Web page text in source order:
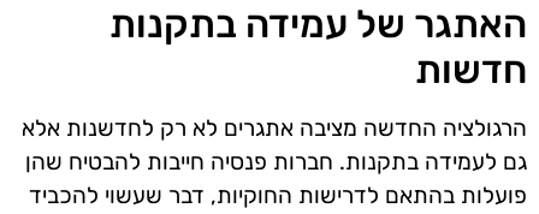
האתגר של עמידה בתקנות
חדשות
הרגולציה החדשה מציבה אתגרים לא רק לחדשנות אלא
גם לעמידה בתקנות. חברות פנסיה חייבות להבטיח שהן
פועלות בהתאם לדרישות החוקיות, דבר שעשוי להכביד